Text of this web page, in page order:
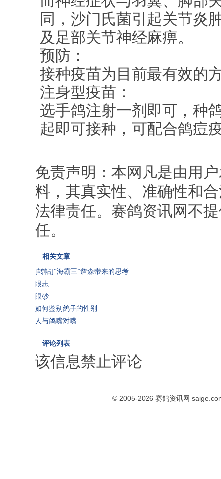
同，沙门氏菌引起关节炎
及足部关节神经麻痹。
预防：
接种疫苗为目前最有效的
注身型疫苗：
选手鸽注射一剂即可，种
起即可接种，可配合鸽痘
免责声明：本网凡是由用
料，其真实性、准确性和
法律责任。赛鸽资讯网不
任。
相关文章
[转帖]“海霸王”詹森带来的思考
眼志
眼砂
如何鉴别鸽子的性别
人与鸽嘴对嘴
评论列表
该信息禁止评论
© 2005-2026 赛鸽资讯网